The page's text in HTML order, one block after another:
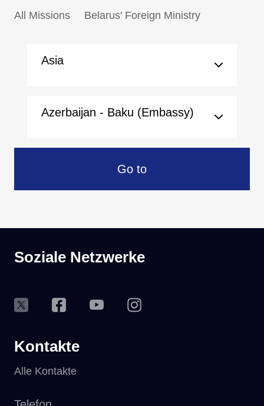
All Missions Belarus' Foreign Ministry
Asia
Azerbaijan - Baku (Embassy)
Go to
Soziale Netzwerke
Kontakte
Alle Kontakte